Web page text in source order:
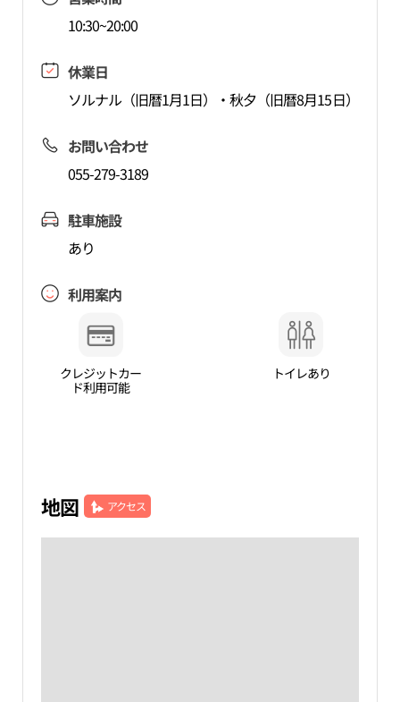
10:30~20:00
休業日
ソルナル（旧暦1月1日）・秋夕（旧暦8月15日）
お問い合わせ
055-279-3189
駐車施設
あり
利用案内
クレジットカー
ド利用可能
トイレあり
地図 アクセス